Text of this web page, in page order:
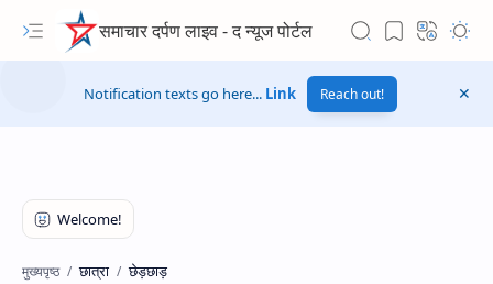
समाचार दर्पण लाइव - द न्यूज पोर्टल
Notification texts go here... Link Reach out!
मुख्यपृष्ठ छात्रा छेड़छाड़